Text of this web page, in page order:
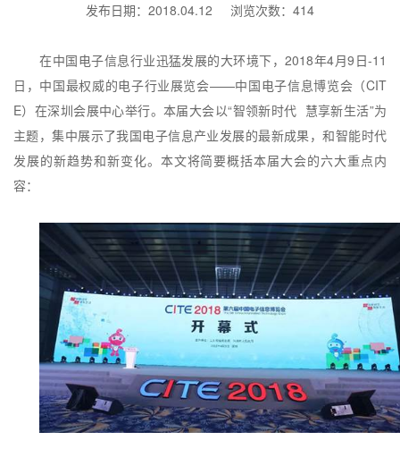
发布日期：2018.04.12 浏览次数：414
在中国电子信息行业迅猛发展的大环境下，2018年4月9 日-11
日，中国最权威的电子行业展览会——中国电子信息博览会（CIT
E）在深圳会展中心举行。本届大会以“智领新时代 慧享新生活”为
主题，集中展示了我国电子信息产业发展的最新成果，和智能时代
发展的新趋势和新变化。本文将简要概括本届大会的六大重点内
容：